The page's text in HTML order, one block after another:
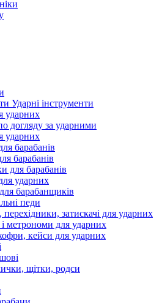
Ударні інструменти
ударних
догляду за ударними
ударних
барабанів
барабанів
для барабанів
ударних
барабанщиків
педи
перехідники, затискачі для ударних
метрономи для ударних
кейси для ударних
щітки, родси